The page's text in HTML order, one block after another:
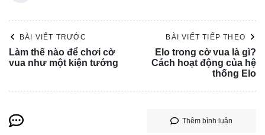
BÀI VIẾT TRƯỚC
Làm thế nào để chơi cờ
vua như một kiện tướng
BÀI VIẾT TIẾP THEO
Elo trong cờ vua là gì?
Cách hoạt động của hệ
thống Elo
Thêm bình luận